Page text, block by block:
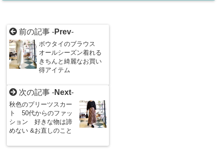
前の記事 -Prev-
ボウタイのブラウス
オールシーズン着れる
きちんと綺麗なお買い
得アイテム
次の記事 -Next-
秋色のプリーツスカー
ト 50代からのファッ
ション 好きな物は諦
めない &お直しのこと